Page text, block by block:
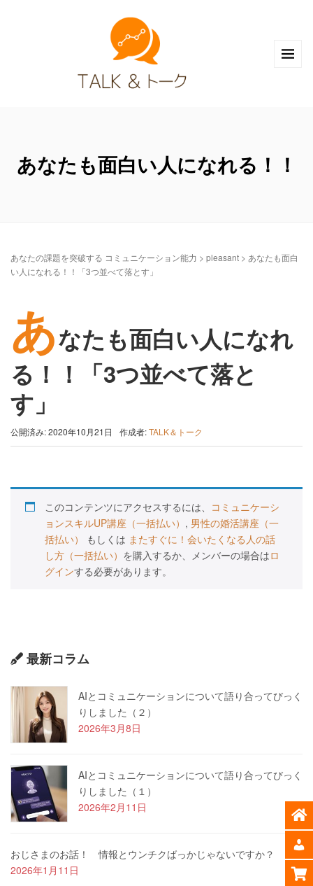
あなたも面白い人になれる！！
あなたの課題を突破する コミュニケーション能力 > pleasant > あなたも面白
い人になれる！！「3つ並べて落とす」
あなたも面白い人になれ
る！！「3つ並べて落と
す」
公開済み: 2020年10月21日 作成者:TALK＆トーク
このコンテンツにアクセスするには、 コミュニケーシ
ョンスキルUP講座（一括払い） , 男性の婚活講座（一
括払い）
もしくは またすぐに！会いたくなる人の話
し方（一括払い） を購入するか、メンバーの場合はロ
グインする必要があります。
最新コラム
AIとコミュニケーションについて語り合ってびっく
りしました（２）
2026年3月8日
AIとコミュニケーションについて語り合ってびっく
りしました（１）
2026年2月11日
おじさまのお話！ 情報とウンチクばっかじゃないですか？
2026年1月11日